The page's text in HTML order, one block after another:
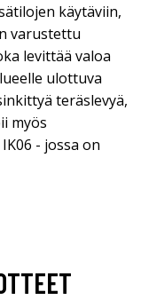
käytäviin,
varustettu
levittää valoa
ulottuva
teräslevyä,
myös
- jossa on